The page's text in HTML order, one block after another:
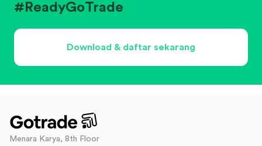
#ReadyGoTrade
Download & daftar sekarang
Menara Karya, 8th Floor